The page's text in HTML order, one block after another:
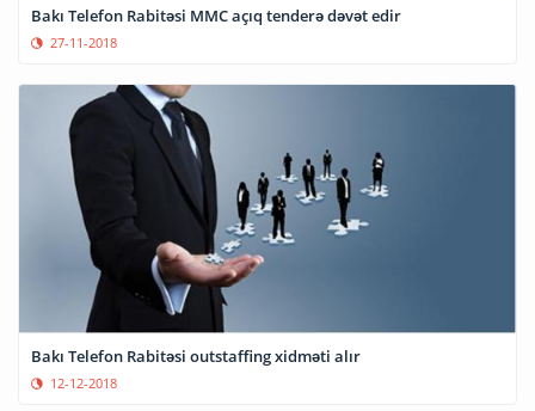
Bakı Telefon Rabitəsi MMC açıq tenderə dəvət edir
27-11-2018
Bakı Telefon Rabitəsi outstaffing xidməti alır
12-12-2018